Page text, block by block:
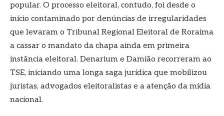
popular. O processo eleitoral, contudo, foi desde o
início contaminado por denúncias de irregularidades
que levaram o Tribunal Regional Eleitoral de Roraima
a cassar o mandato da chapa ainda em primeira
instância eleitoral. Denarium e Damião recorreram ao
TSE, iniciando uma longa saga jurídica que mobilizou
juristas, advogados eleitoralistas e a atenção da mídia
nacional.